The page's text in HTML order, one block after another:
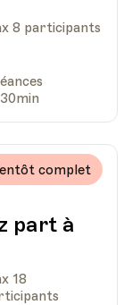
8 participants
part à
complet
18